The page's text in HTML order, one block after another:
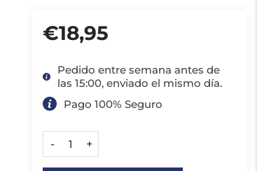
€18,95
Pedido entre semana antes de
las 15:00, enviado el mismo día.
Pago 100% Seguro
- +